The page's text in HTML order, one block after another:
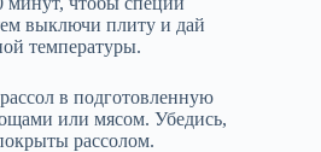
выключи плиту и дай
температуры.
в подготовленную
или мясом. Убедись,
рассолом.